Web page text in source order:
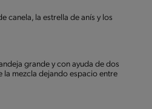
canela, la estrella de anís y los
grande y con ayuda de dos
mezcla dejando espacio entre